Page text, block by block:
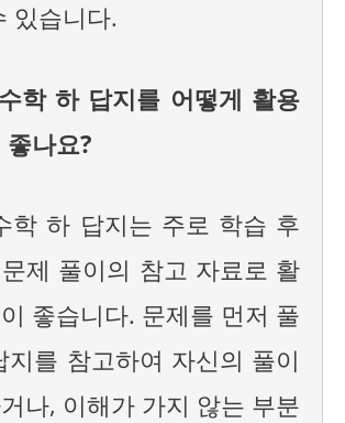
있습니다.
학 하 답지를 어떻게 활용
나요?
학 하 답지는 주로 학습 후
제 풀이의 참고 자료로 활
좋습니다. 문제를 먼저 풀
지를 참고하여 자신의 풀이
나, 이해가 가지 않는 부분